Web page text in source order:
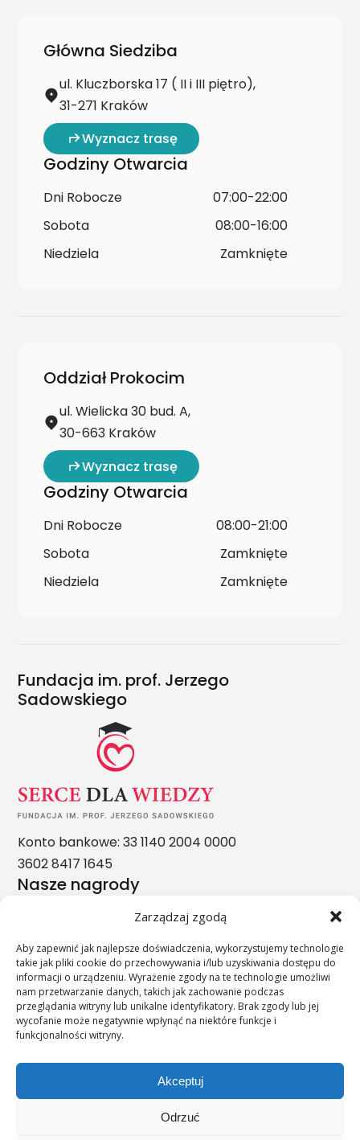
Zarządzaj zgodą
Aby zapewnić jak najlepsze doświadczenia, wykorzystujemy technologie
takie jak pliki cookie do przechowywania i/lub uzyskiwania dostępu do
informacji o urządzeniu. Wyrażenie zgody na te technologie umożliwi
nam przetwarzanie danych, takich jak zachowanie podczas
przeglądania witryny lub unikalne identyfikatory. Brak zgody lub jej
wycofanie może negatywnie wpłynąć na niektóre funkcje i
funkcjonalności witryny.
Akceptuj
Odrzuć
Główna Siedziba
ul. Kluczborska 17 ( II i III piętro),
31-271 Kraków
Wyznacz trasę
Godziny Otwarcia
Dni Robocze
07:00-22:00
Sobota
08:00-16:00
Niedziela
Zamknięte
Oddział Prokocim
ul. Wielicka 30 bud. A,
30-663 Kraków
Wyznacz trasę
Godziny Otwarcia
Dni Robocze
08:00-21:00
Sobota
Zamknięte
Niedziela
Zamknięte
Fundacja im. prof. Jerzego
Sadowskiego
Konto bankowe: 33 1140 2004 0000
3602 8417 1645
Nasze nagrody